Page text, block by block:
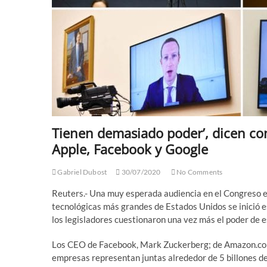
Tienen demasiado poder’, dicen
Apple, Facebook y Google
Gabriel Dubost 30/07/2020 No Comments
Reuters.- Una muy esperada audiencia en el
tecnológicas más grandes de Estados Unidos se inició
los legisladores cuestionaron una vez más el poder de
Los CEO de Facebook, Mark Zuckerberg; de
empresas representan juntas alrededor de 5 billones